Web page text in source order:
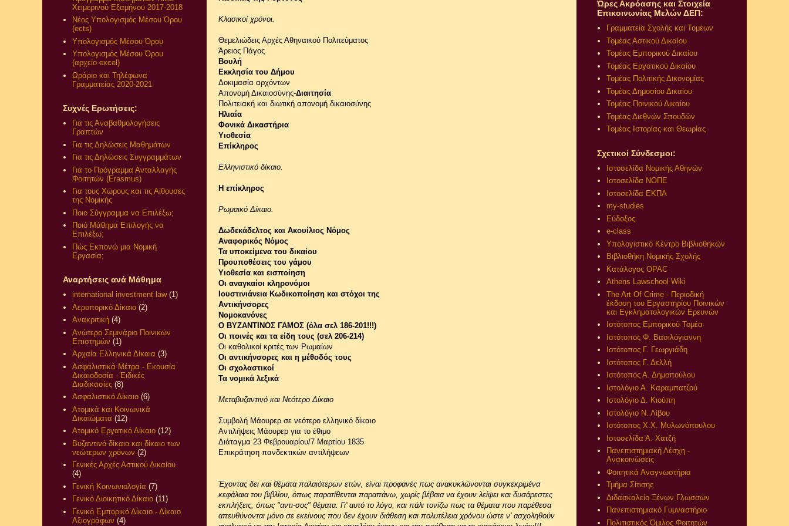
Κλασικοί χρόνοι.
Θεμελιώδεις Αρχές Αθηναικού Πολιτεύματος
Άρειος Πάγος
Βουλή
Εκκλησία του Δήμου
Δοκιμασία αρχόντων
Απονομή Δικαιοσύνης-Διαιτησία
Πολιτειακή και διωτική απονομή δικαιοσύνης
Ηλιαία
Φονικά Δικαστήρια
Υιοθεσία
Επίκληρος
Ελληνιστικό δίκαιο.
Η επίκληρος
Ρωμαικό Δίκαιο.
Δωδεκάδελτος και Ακουίλιος Νόμος
Αναφορικός Νόμος
Τα υποκείμενα του δικαίου
Προυποθέσεις του γάμου
Υιοθεσία και εισποίηση
Οι αναγκαίοι κληρονόμοι
Ιουστινιάνεια Κωδικοποίηση και στόχοι της
Αντικήνσορες
Νομοκανόνες
Ο ΒΥΖΑΝΤΙΝΟΣ ΓΑΜΟΣ (όλα σελ 186-201!!!)
Οι ποινές και τα είδη τους (σελ 206-214)
Οι καθολικοί κριτές των Ρωμαίων
Οι αντικήνσορες και η μέθοδός τους
Οι σχολαστικοί
Τα νομικά λεξικά
Μεταβυζαντινό και Νεότερο Δίκαιο
Συμβολή Μάουρερ σε νεότερο ελληνικό δίκαιο
Αντιλήψεις Μάουρερ για το έθιμο
Διάταγμα 23 Φεβρουαρίου/7 Μαρτίου 1835
Επικράτηση πανδεκτικών αντιλήψεων
Έχοντας δει και θέματα παλαιότερων ετών, είναι προφανές πως ανακυκλώνονται συγκεκριμένα
κεφάλαια του βιβλίου, όπως παρατίθενται παραπάνω, χωρίς βέβαια να έχουν λείψει και δυσάρεστες
εκπλήξεις, όπως "αντι-σος" θέματα. Γι' αυτό το λόγο, και πάλι τονίζω πως τα θέματα που παρέθεσα
απευθύνονται μόνο σε εκείνους που δεν έχουν διάθεση και πολυτέλεια χρόνου ώστε ν' ασχοληθούν
Χειμερινού Εξαμήνου 2017-2018
Νέος Υπολογισμός Μέσου Όρου
(ects)
Υπολογισμός Μέσου Όρου
Υπολογισμός Μέσου Όρου
(αρχείο excel)
Ωράριο και Τηλέφωνα
Γραμματείας 2020-2021
Συχνές Ερωτήσεις:
Για τις Αναβαθμολογήσεις
Γραπτών
Για τις Δηλώσεις Μαθημάτων
Για τις Δηλώσεις Συγγραμμάτων
Για το Πρόγραμμα Ανταλλαγής
Φοιτητών (Erasmus)
Για τους Χώρους και τις Αίθουσες
της Νομικής
Ποιο Σύγγραμμα να Επιλέξω;
Ποιό Μάθημα Επιλογής να
Επιλέξω;
Πώς Εκπονώ μια Νομική
Εργασία;
Αναρτήσεις ανά Μάθημα
international investment law (1)
Αεροπορικό Δίκαιο (2)
Ανακριτική (4)
Ανώτερο Σεμινάριο Ποινικών
Επιστημών (1)
Αρχαία Ελληνικά Δίκαια (3)
Ασφαλιστικά Μέτρα - Εκουσία
Δικαιοδοσία - Ειδικές
Διαδικασίες (8)
Ασφαλιστικό Δίκαιο (6)
Ατομικά και Κοινωνικά
Δικαιώματα (12)
Ατομικό Εργατικό Δίκαιο (12)
Βυζαντινό δίκαιο και δίκαιο των
νεώτερων χρόνων (2)
Γενικές Αρχές Αστικού Δικαίου
(4)
Γενική Κοινωνιολογία (7)
Γενικό Διοικητικό Δίκαιο (11)
Γενικό Εμπορικό Δίκαιο - Δίκαιο
Αξιογράφων (4)
Ώρες Ακρόασης και Στοιχεία
Επικοινωνίας Μελών ΔΕΠ:
Γραμματεία Σχολής και Τομέων
Τομέας Αστικού Δικαίου
Τομέας Εμπορικού Δικαίου
Τομέας Εργατικού Δικαίου
Τομέας Πολιτικής Δικονομίας
Τομέας Δημοσίου Δικαίου
Τομέας Ποινικού Δικαίου
Τομέας Διεθνών Σπουδών
Τομέας Ιστορίας και Θεωρίας
Σχετικοί Σύνδεσμοι:
Ιστοσελίδα Νομικής Αθηνών
Ιστοσελίδα ΝΟΠΕ
Ιστοσελίδα ΕΚΠΑ
my-studies
Εύδοξος
e-class
Υπολογιστικό Κέντρο Βιβλιοθηκών
Βιβλιοθήκη Νομικής Σχολής
Κατάλογος OPAC
Athens Lawschool Wiki
The Art Of Crime - Περιοδική
έκδοση του Εργαστηρίου Ποινικών
και Εγκληματολογικών Ερευνών
Ιστότοπος Εμπορικού Τομέα
Ιστότοπος Φ. Βασιλόγιαννη
Ιστότοπος Γ. Γεωργιάδη
Ιστότοπος Γ. Δελλή
Ιστότοπος Α. Δημοπούλου
Ιστολόγιο Α. Καραμπατζού
Ιστολόγιο Δ. Κιούπη
Ιστολόγιο Ν. Λίβου
Ιστότοπος Χ.Χ. Μυλωνόπουλου
Ιστοσελίδα Α. Χατζή
Πανεπιστημιακή Λέσχη -
Ανακοινώσεις
Φοιτητικά Αναγνωστήρια
Τμήμα Σίτισης
Διδασκαλείο Ξένων Γλωσσών
Πανεπιστημιακό Γυμναστήριο
Πολιτιστικός Όμιλος Φοιτητών